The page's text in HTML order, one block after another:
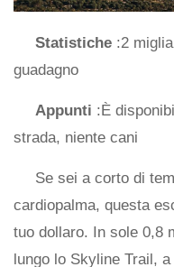
Statistiche :2
guadagno
Appunti :È
strada, niente cani
Se sei a corto di
cardiopalma, questa
tuo dollaro. In sole 0,8
lungo lo Skyline Trail,